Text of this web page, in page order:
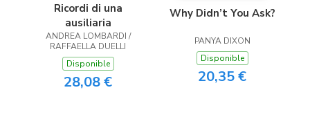
Ricordi di una
ausiliaria
ANDREA LOMBARDI /
RAFFAELLA DUELLI
Disponible
28,08 €
Why Didn’t You Ask?
PANYA DIXON
Disponible
20,35 €